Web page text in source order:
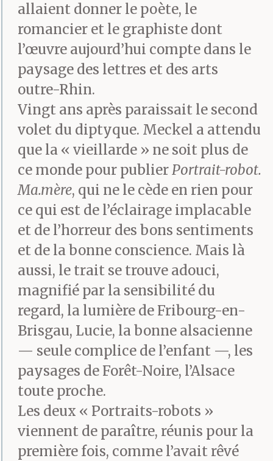
plusieurs couleurs et je
les glissais sous la porte
de sa chambre. Je
reproduisais des
animaux et dessinais
des maisons, je
recopiais des vers et les
lui donnait comme
étant les miens.
Déposés sur son
assiette, dans ses
chaussures, des petits
mots cachés comme les
œufs de Pâques, je
priais qu’on me
réponde, mais de
réponse aucune. Ma
mère était distraite et
allaient donner le poète, le
romancier et le graphiste dont
l’œuvre aujourd’hui compte dans le
paysage des lettres et des arts
outre-Rhin.
Vingt ans après paraissait le second
volet du diptyque. Meckel a attendu
que la « vieillarde » ne soit plus de
ce monde pour publierPortrait-robot.
Ma.mère, qui ne le cède en rien pour
ce qui est de l’éclairage implacable
et de l’horreur des bons sentiments
et de la bonne conscience. Mais là
aussi, le trait se trouve adouci,
magnifié par la sensibilité du
regard, la lumière de Fribourg-en-
Brisgau, Lucie, la bonne alsacienne
— seule complice de l’enfant —, les
paysages de Forêt-Noire, l’Alsace
toute proche.
Les deux « Portraits-robots »
viennent de paraître, réunis pour la
première fois, comme l’avait rêvé